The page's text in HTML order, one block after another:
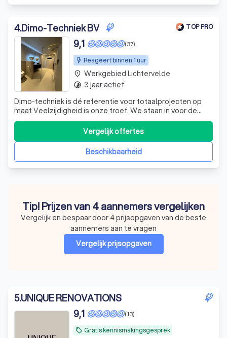
4.Dimo-Techniek BV TOP PRO
Reageert binnen 1 uur
(37)
9,1
Dimo-techniek is dé referentie voor totaalprojecten op
maat Veelzijdigheid is onze troef. We staan in voor de
totale renovatie van badkamers, woningen,
appartementen, hotels, winkels en bedrijven. We werken
met één aanspreekpunt die alle werken coördineert en zo
brengen we samen, in overleg met onze
Beschikbaarheid
Vergelijk offertes
place Werkgebied Lichtervelde
timelapse 3 jaar actief
Tip! Prijzen van 4 aannemers vergelijken
Vergelijk en bespaar door 4 prijsopgaven van de beste
aannemers aan te vragen
Vergelijk prijsopgaven
5.UNIQUE RENOVATIONS
local_offer Gratis kennismakingsgesprek
(13)
9,1